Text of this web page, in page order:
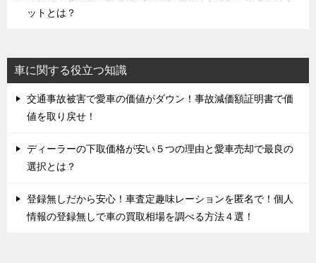
ットとは？
車に関する役立つ知識
交通事故被害で愛車の価値がダウン！事故減価額証明書で価
値を取り戻せ！
ディーラーの下取価格が安い５つの理由と愛車売却で最良の
選択とは？
登録無しだから安心！車査定趣味レーションを匿名で！個人
情報の登録無しで車の買取相場を調べる方法４選！